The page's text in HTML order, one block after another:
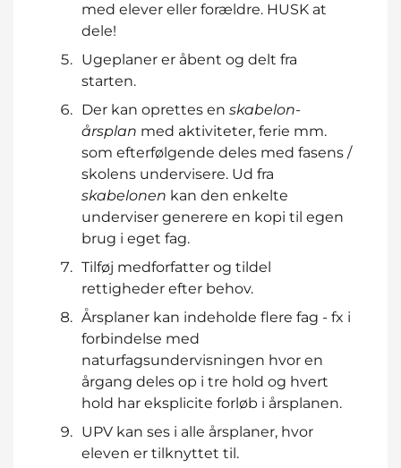
med elever eller forældre. HUSK at
dele!
Ugeplaner er åbent og delt fra
starten.
Der kan oprettes en skabelon-
årsplan med aktiviteter, ferie mm.
som efterfølgende deles med fasens /
skolens undervisere. Ud fra
skabelonen kan den enkelte
underviser generere en kopi til egen
brug i eget fag.
Tilføj medforfatter og tildel
rettigheder efter behov.
Årsplaner kan indeholde flere fag - fx i
forbindelse med
naturfagsundervisningen hvor en
årgang deles op i tre hold og hvert
hold har eksplicite forløb i årsplanen.
UPV kan ses i alle årsplaner, hvor
eleven er tilknyttet til.